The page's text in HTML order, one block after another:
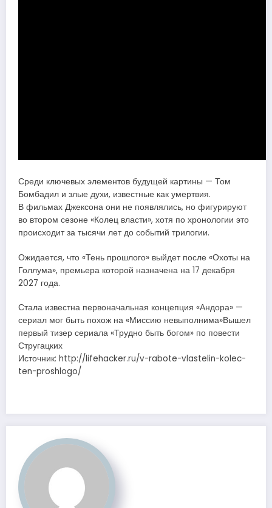
Среди ключевых элементов будущей картины — Том
Бомбадил и злые духи, известные как умертвия.
В фильмах Джексона они не появлялись, но фигурируют
во втором сезоне «Колец власти», хотя по хронологии это
происходит за тысячи лет до событий трилогии.
Ожидается, что «Тень прошлого» выйдет после «Охоты на
Голлума», премьера которой назначена на 17 декабря
2027 года.
Стала известна первоначальная концепция «Андора» —
сериал мог быть похож на «Миссию невыполнима»Вышел
первый тизер сериала «Трудно быть богом» по повести
Стругацких
Источник: http://lifehacker.ru/v-rabote-vlastelin-kolec-
ten-proshlogo/